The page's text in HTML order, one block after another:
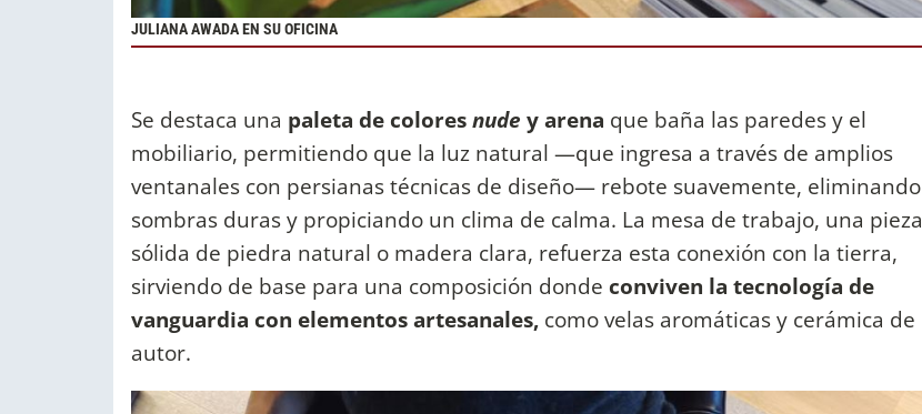
JULIANA AWADA EN SU OFICINA
Se destaca una paleta de coloresnude y arena que baña las paredes y el
mobiliario, permitiendo que la luz natural —que ingresa a través de amplios
ventanales con persianas técnicas de diseño— rebote suavemente, eliminando
sombras duras y propiciando un clima de calma. La mesa de trabajo, una pieza
sólida de piedra natural o madera clara, refuerza esta conexión con la tierra,
sirviendo de base para una composición donde conviven la tecnología de
vanguardia con elementos artesanales, como velas aromáticas y cerámica de
autor.